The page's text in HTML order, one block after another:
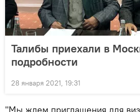
Талибы приехали в
подробности
28 января 2021, 19:31
"Мы ждем приглашения для